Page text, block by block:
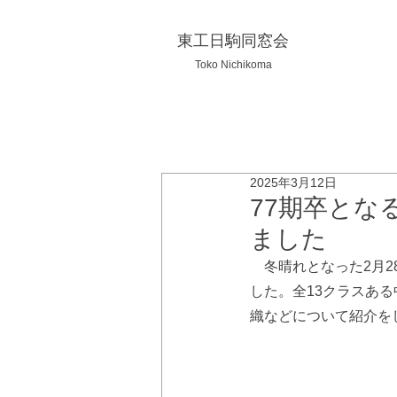
東工日駒同窓会
Toko Nichikoma
77期卒とな
ました
2025年3月12日
冬晴れとなった2月
した。全13クラスあ
織などについて紹介を